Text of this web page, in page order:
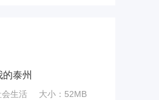
的泰州
会生活
大小：52MB